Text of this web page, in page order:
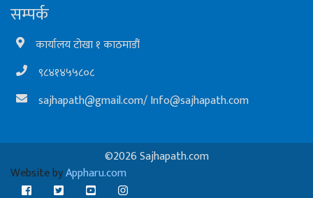
सम्पर्क
कार्यालय टोखा १ काठमाडौं
९८४१४५५८०८
sajhapath@gmail.com/Info@sajhapath.com
©2026 Sajhapath.com
Website byAppharu.com